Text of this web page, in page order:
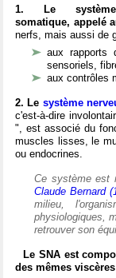
1. Le
somatique, appelé
nerfs, mais aussi de
aux rapports
sensoriels,
aux contrôles
2. Le système
c'est-à-dire
", est associé du
muscles lisses, le
ou endocrines.
Ce système est
Claude Bernard
milieu,
physiologiques,
retrouver son
Le SNA est
des mêmes